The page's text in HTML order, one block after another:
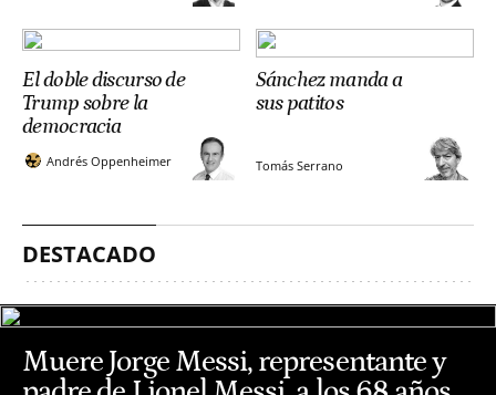
El doble discurso de
Trump sobre la
democracia
Andrés Oppenheimer
Sánchez manda a
sus patitos
Tomás Serrano
DESTACADO
Muere Jorge Messi, representante y